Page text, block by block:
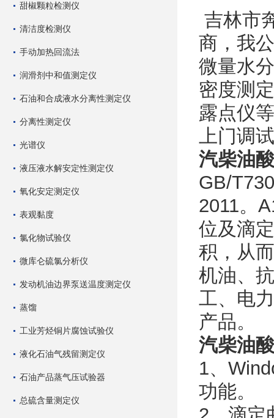
甜椒颗粒检测仪
清洁度检测仪
手动加热回流法
润滑剂中和值测定仪
石油和合成液水分离性测定仪
分离性测定仪
光谱仪
液压液水解安定性测定仪
氧化安定测定仪
表观黏度
氯化物试验仪
微库仑硫氯分析仪
发动机油边界泵送温度测定仪
蒸馏
工业芳烃铜片腐蚀试验仪
液化石油气残留测定仪
石油产品蒸气压试验器
总硫含量测定仪
吉林市
商，我
微量水
密度测
露点仪
上门调
汽柴油
GB/
2011。
位及滴
积，从
机油、
工、电
产品。
汽柴油
1、
功能。